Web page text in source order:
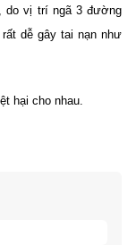
do vị trí ngã 3 đường
dễ gây tai nạn như
hại cho nhau.